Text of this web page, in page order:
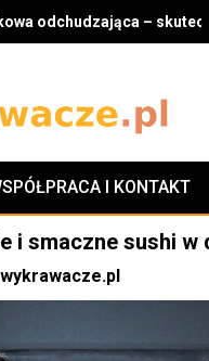
odchudzająca –
I KONTAKT
i smaczne sushi w
wykrawacze.pl